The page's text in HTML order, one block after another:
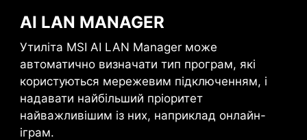
AI LAN MANAGER
Утиліта MSI AI LAN Manager може
автоматично визначати тип програм, які
користуються мережевим підключенням, і
надавати найбільший пріоритет
найважливішим із них, наприклад онлайн-
іграм.
64
1x
32